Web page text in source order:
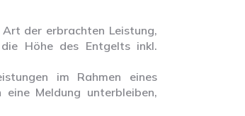
der erbrachten Leistung,
Höhe des Entgelts inkl.
im Rahmen eines
Meldung unterbleiben,